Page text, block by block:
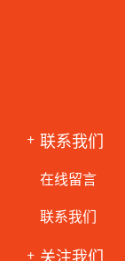
联系我们
在线留言
联系我们
关注我们